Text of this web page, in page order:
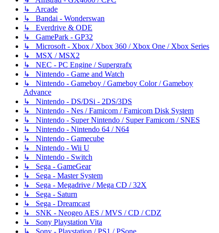
↳ Arcade
↳ Bandai - Wonderswan
↳ Everdrive & ODE
↳ GamePark - GP32
↳ Microsoft - Xbox / Xbox 360 / Xbox One / Xbox Series
↳ MSX / MSX2
↳ NEC - PC Engine / Supergrafx
↳ Nintendo - Game and Watch
↳ Nintendo - Gameboy / Gameboy Color / Gameboy
Advance
↳ Nintendo - DS/DSi - 2DS/3DS
↳ Nintendo - Nes / Famicom / Famicom Disk System
↳ Nintendo - Super Nintendo / Super Famicom / SNES
↳ Nintendo - Nintendo 64 / N64
↳ Nintendo - Gamecube
↳ Nintendo - Wii U
↳ Nintendo - Switch
↳ Sega - GameGear
↳ Sega - Master System
↳ Sega - Megadrive / Mega CD / 32X
↳ Sega - Saturn
↳ Sega - Dreamcast
↳ SNK - Neogeo AES / MVS / CD / CDZ
↳ Sony Playstation Vita
↳ Sony - Playstation / PS1 / PSone